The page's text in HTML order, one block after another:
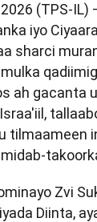
(TPS-IL)
iyo
sharci
ah gacanta
tilmaameen
Zvi
Diinta,